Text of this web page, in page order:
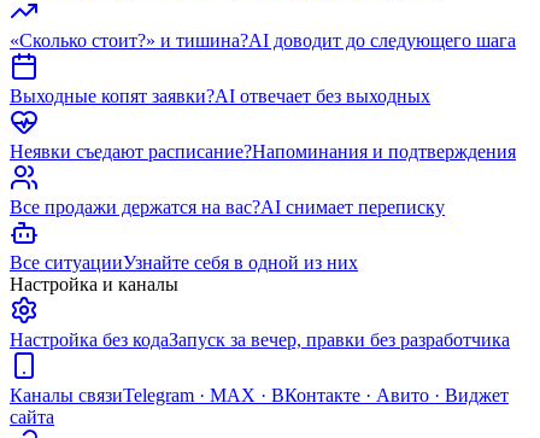
«Сколько стоит?» и тишина?AI доводит до следующего шага
Выходные копят заявки?AI отвечает без выходных
Неявки съедают расписание?Напоминания и подтверждения
Все продажи держатся на вас?AI снимает переписку
Все ситуацииУзнайте себя в одной из них
Настройка и каналы
Настройка без кодаЗапуск за вечер, правки без разработчика
Каналы связиTelegram · MAX · ВКонтакте · Авито · Виджет
сайта